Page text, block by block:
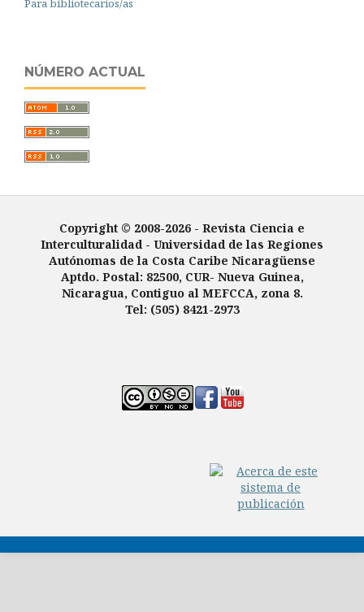
Para bibliotecarios/as
NÚMERO ACTUAL
Copyright © 2008-2026 - Revista Ciencia e
Interculturalidad - Universidad de las Regiones
Autónomas de la Costa Caribe Nicaragüense
Aptdo. Postal: 82500, CUR- Nueva Guinea,
Nicaragua, Contiguo al MEFCCA, zona 8.
Tel: (505) 8421-2973